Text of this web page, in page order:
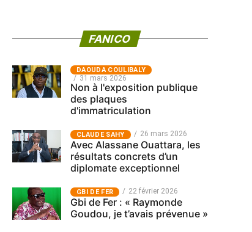
FANICO
‎DAOUDA COULIBALY
31 mars 2026
Non à l'exposition publique
des plaques
d'immatriculation
CLAUDE SAHY 26 mars 2026
Avec Alassane Ouattara, les
résultats concrets d’un
diplomate exceptionnel
GBI DE FER 22 février 2026
Gbi de Fer : « Raymonde
Goudou, je t’avais prévenue »